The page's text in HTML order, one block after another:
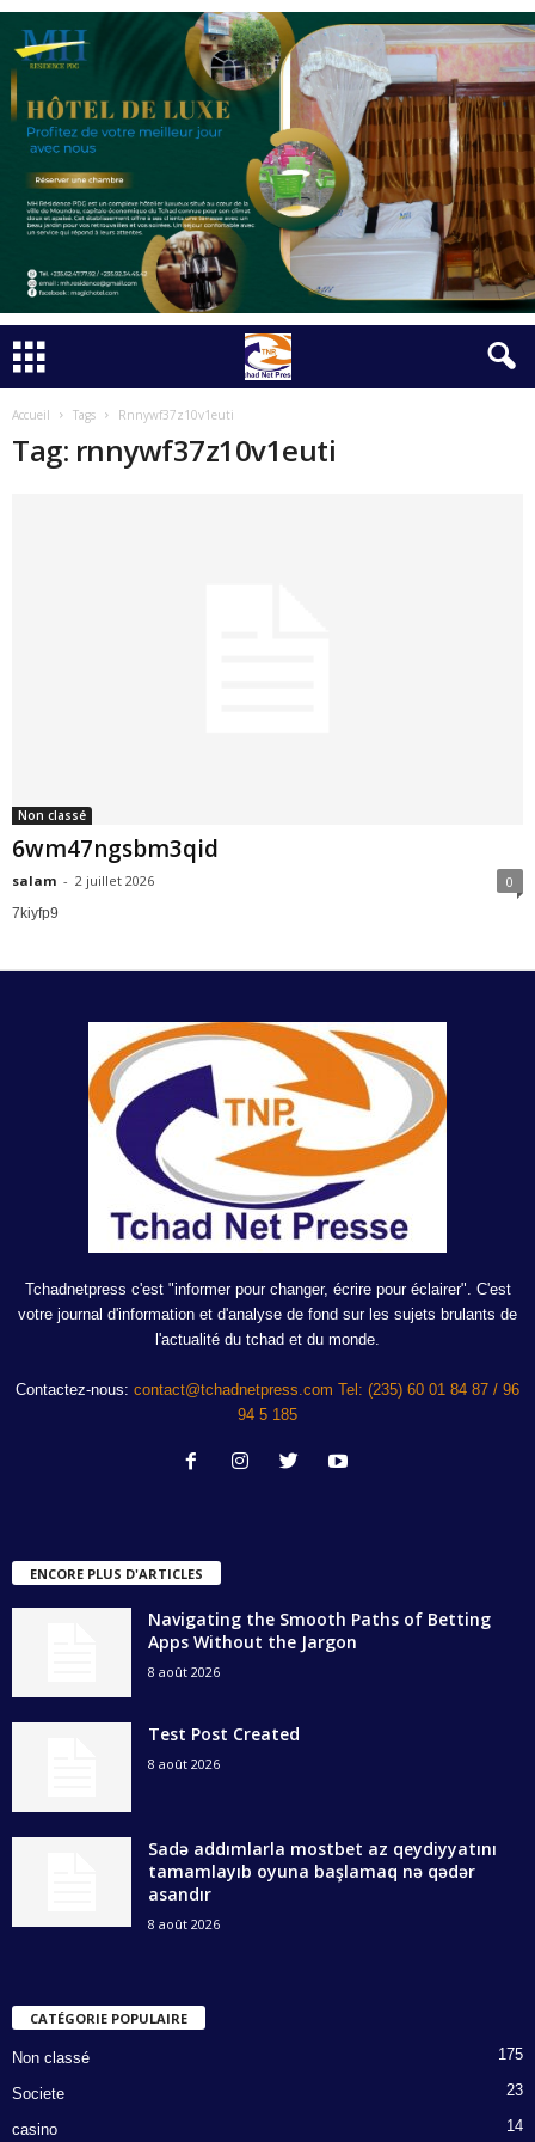
Accueil Tags Rnnywf37z10v1euti
Tag: rnnywf37z10v1euti
Non classé
6wm47ngsbm3qid
salam - 2 juillet 2026 0
7kiyfp9
Tchadnetpress c'est "informer pour changer, écrire pour éclairer". C'est
votre journal d'information et d'analyse de fond sur les sujets brulants de
l'actualité du tchad et du monde.
Contactez-nous: contact@tchadnetpress.com Tel: (235) 60 01 84 87 / 96
94 5 185
ENCORE PLUS D'ARTICLES
Navigating the Smooth Paths of Betting
Apps Without the Jargon
8 août 2026
Test Post Created
8 août 2026
Sadə addımlarla mostbet az qeydiyyatını
tamamlayıb oyuna başlamaq nə qədər
asandır
8 août 2026
CATÉGORIE POPULAIRE
Non classé 175
Societe 23
casino 14